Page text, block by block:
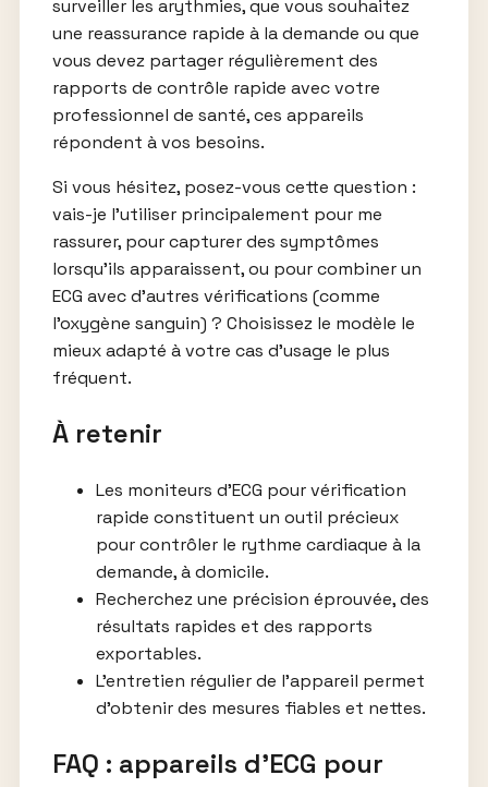
surveiller les arythmies, que vous souhaitez
une reassurance rapide à la demande ou que
vous devez partager régulièrement des
rapports de contrôle rapide avec votre
professionnel de santé, ces appareils
répondent à vos besoins.
Si vous hésitez, posez-vous cette question :
vais-je l’utiliser principalement pour me
rassurer, pour capturer des symptômes
lorsqu’ils apparaissent, ou pour combiner un
ECG avec d’autres vérifications (comme
l’oxygène sanguin) ? Choisissez le modèle le
mieux adapté à votre cas d’usage le plus
fréquent.
À retenir
Les moniteurs d’ECG pour vérification
rapide constituent un outil précieux
pour contrôler le rythme cardiaque à la
demande, à domicile.
Recherchez une précision éprouvée, des
résultats rapides et des rapports
exportables.
L’entretien régulier de l’appareil permet
d’obtenir des mesures fiables et nettes.
FAQ : appareils d’ECG pour